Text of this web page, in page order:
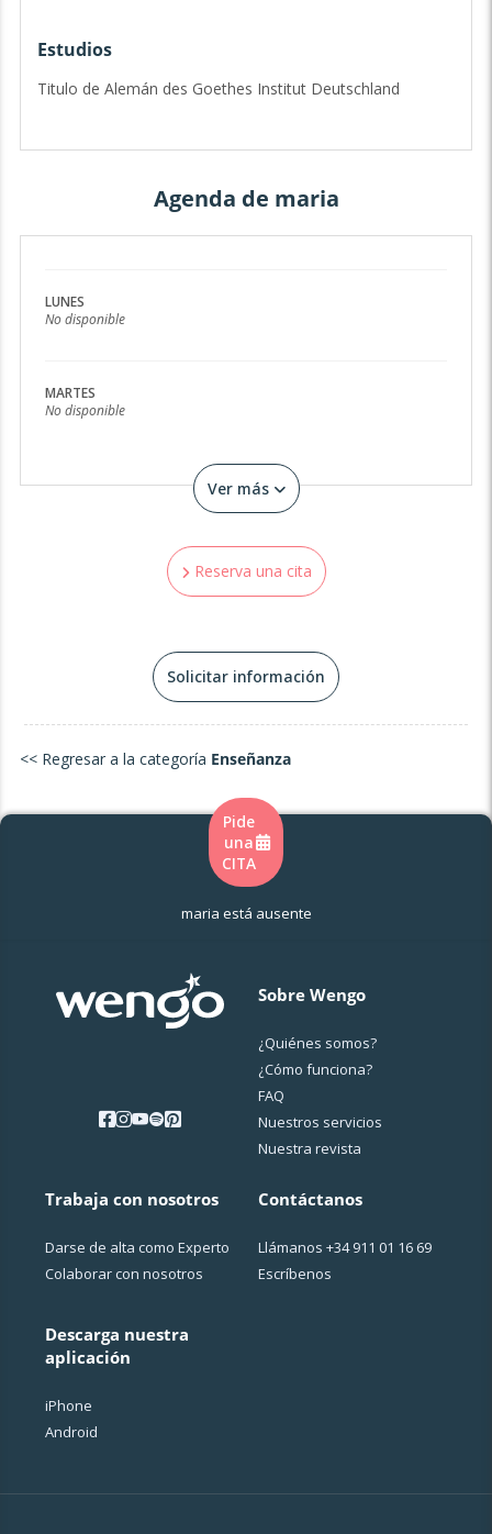
Estudios
Titulo de Alemán des Goethes Institut Deutschland
Agenda de maria
LUNES
No disponible
MARTES
No disponible
Ver más
Reserva una cita
Solicitar información
<< Regresar a la categoría Enseñanza
Pide
una
CITA
maria está ausente
Sobre Wengo
¿Quiénes somos?
¿Cо́mo funciona?
FAQ
Nuestros servicios
Nuestra revista
Trabaja con nosotros
Darse de alta como Experto
Colaborar con nosotros
Descarga nuestra
aplicación
iPhone
Android
Contáctanos
Llámanos +34 911 01 16 69
Escríbenos